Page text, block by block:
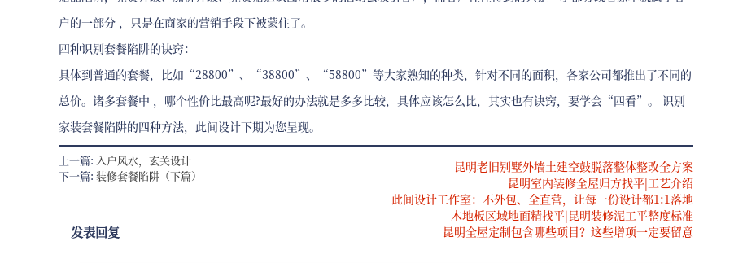
户的一部分 ，只是在商家的营销手段下被蒙住了。
四种识别套餐陷阱的诀窍：
具体到普通的套餐，比如“28800”、“38800”、“58800”等大家熟知的种类，针对不同的面积，各家公司都推出了不同的
总价。诸多套餐中 ，哪个性价比最高呢?最好的办法就是多多比较，具体应该怎么比，其实也有诀窍，要学会“四看”。 识别
家装套餐陷阱的四种方法，此间设计下期为您呈现。
昆明老旧别墅外墙土建空鼓脱落整体整改全方案
昆明室内装修全屋归方找平|工艺介绍
此间设计工作室：不外包、全直营，让每一份设计都1:1落地
木地板区域地面精找平|昆明装修泥工平整度标准
昆明全屋定制包含哪些项目？这些增项一定要留意
上一篇: 入户风水，玄关设计
下一篇: 装修套餐陷阱（下篇）
发表回复